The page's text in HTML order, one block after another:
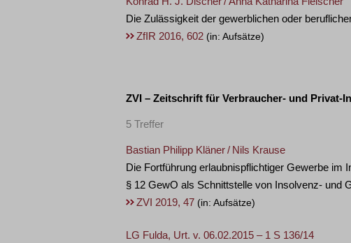
Die Zulässigkeit der gewerblichen oder
ZfIR 2016, 602 (in: Aufsätze)
ZVI – Zeitschrift für Verbraucher- und Privat-
5 Treffer
Bastian Philipp Kläner/ Nils Krause
Die Fortführung erlaubnispflichtiger Gewerbe im
§ 12 GewO als Schnittstelle von Insolvenz- und
ZVI 2019, 47 (in: Aufsätze)
LG Fulda, Urt. v. 06.02.2015 – 1 S 136/14